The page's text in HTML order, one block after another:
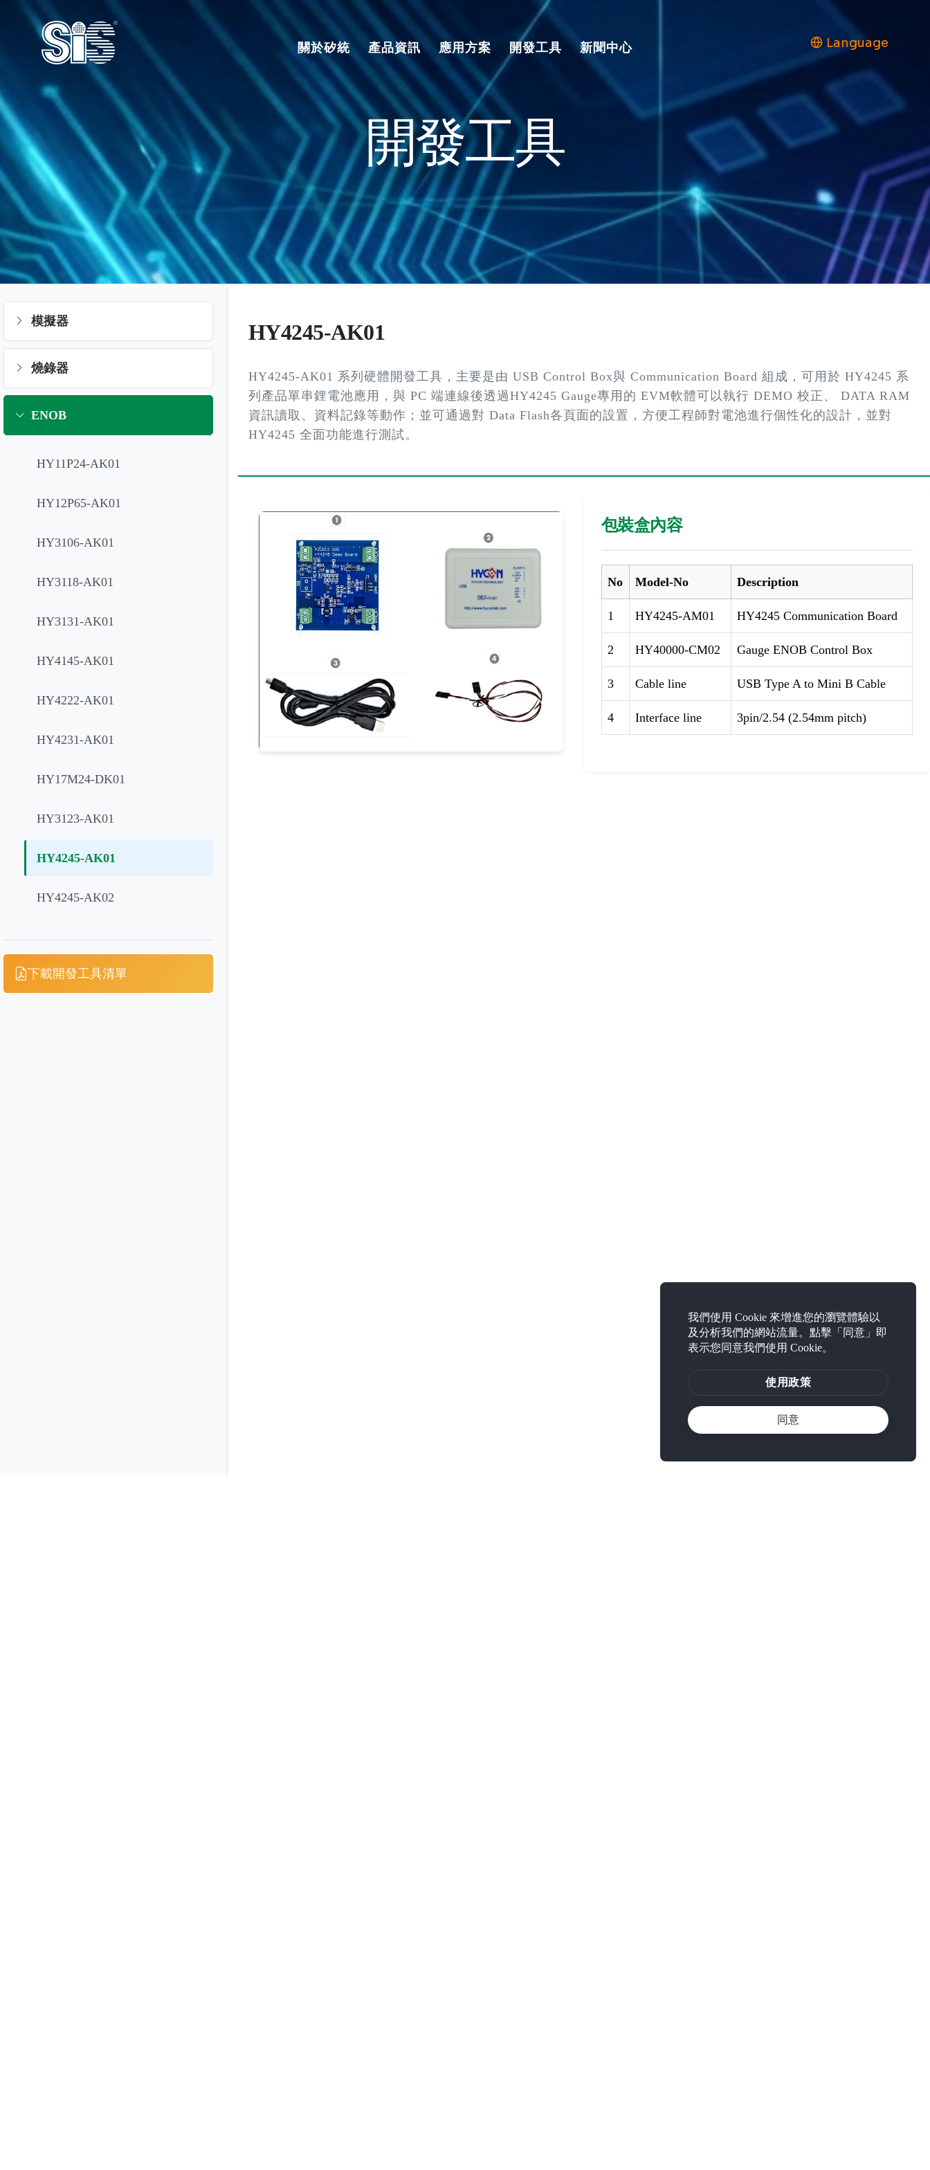
關於矽統 產品資訊 應用方案 開發工具 新聞中心 Language
開發工具
模擬器
燒錄器
ENOB
HY11P24-AK01
HY12P65-AK01
HY3106-AK01
HY3118-AK01
HY3131-AK01
HY4145-AK01
HY4222-AK01
HY4231-AK01
HY17M24-DK01
HY3123-AK01
HY4245-AK01
HY4245-AK02
下載開發工具清單
HY4245-AK01
HY4245-AK01 系列硬體開發工具，主要是由 USB Control Box與 Communication Board 組成，可用於 HY4245 系
列產品單串鋰電池應用，與 PC 端連線後透過HY4245 Gauge專用的 EVM軟體可以執行 DEMO 校正、 DATA RAM
資訊讀取、資料記錄等動作；並可通過對 Data Flash各頁面的設置，方便工程師對電池進行個性化的設計，並對
HY4245 全面功能進行測試。
包裝盒內容
No Model-No Description
1 HY4245-AM01 HY4245 Communication Board
2 HY40000-CM02 Gauge ENOB Control Box
3 Cable line USB Type A to Mini B Cable
4 Interface line 3pin/2.54 (2.54mm pitch)
我們使用 Cookie 來增進您的瀏覽體驗以
及分析我們的網站流量。點擊「同意」即
表示您同意我們使用 Cookie。
使用政策
同意